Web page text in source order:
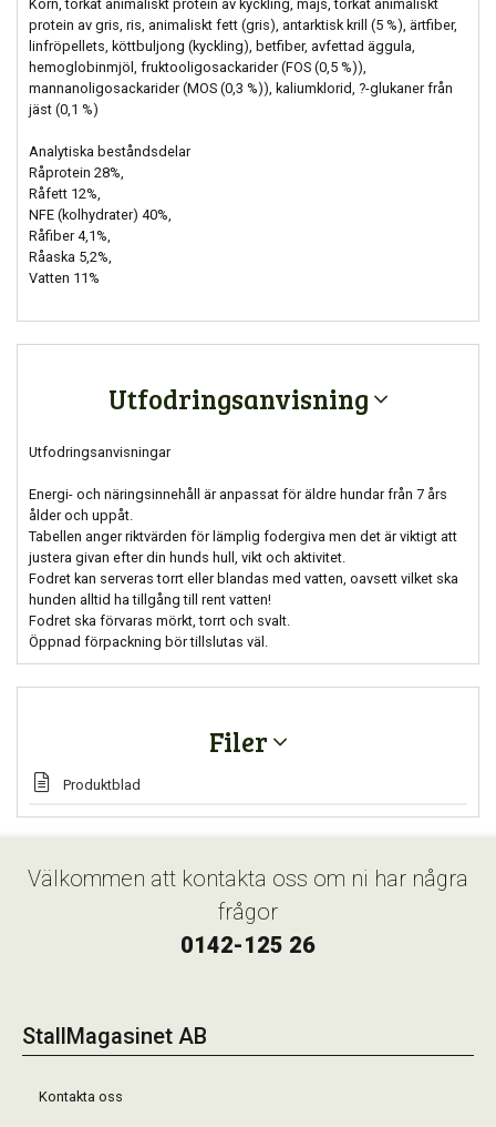
Korn, torkat animaliskt protein av kyckling, majs, torkat animaliskt
protein av gris, ris, animaliskt fett (gris), antarktisk krill (5 %), ärtfiber,
linfröpellets, köttbuljong (kyckling), betfiber, avfettad äggula,
hemoglobinmjöl, fruktooligosackarider (FOS (0,5 %)),
mannanoligosackarider (MOS (0,3 %)), kaliumklorid, ?-glukaner från
jäst (0,1 %)
Analytiska beståndsdelar
Råprotein 28%,
Råfett 12%,
NFE (kolhydrater) 40%,
Råfiber 4,1%,
Råaska 5,2%,
Vatten 11%
Utfodringsanvisning
Utfodringsanvisningar
Energi- och näringsinnehåll är anpassat för äldre hundar från 7 års
ålder och uppåt.
Tabellen anger riktvärden för lämplig fodergiva men det är viktigt att
justera givan efter din hunds hull, vikt och aktivitet.
Fodret kan serveras torrt eller blandas med vatten, oavsett vilket ska
hunden alltid ha tillgång till rent vatten!
Fodret ska förvaras mörkt, torrt och svalt.
Öppnad förpackning bör tillslutas väl.
Filer
Produktblad
Välkommen att kontakta oss om ni har några
frågor
0142-125 26
StallMagasinet AB
Kontakta oss